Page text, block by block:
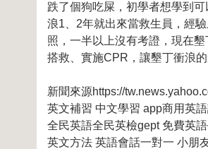
跌了個狗吃屎，初學者想學到
浪1、2年就出來當救生員，經
照，一半以上沒有考證，現在
搭救、實施CPR，讓墾丁衝浪的
新聞來源https://
英文補習 中文學習 app商用英
全民英語全民英檢gept 免費英
英文方法 英語會話一對一 小朋